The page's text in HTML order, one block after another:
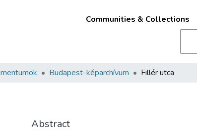
Communities & Collections
Budapest-képarchívum Fillér utca
Abstract